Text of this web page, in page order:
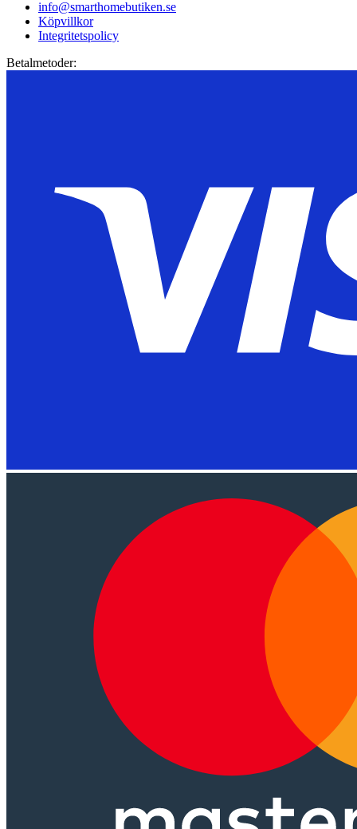
info@smarthomebutiken.se
Köpvillkor
Integritetspolicy
Betalmetoder: